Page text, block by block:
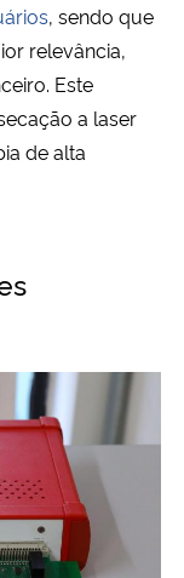
, sendo que
relevância,
Este
a laser
de alta